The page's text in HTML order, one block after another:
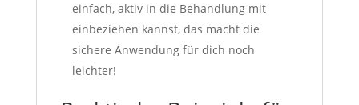
einfach, aktiv in die Behandlung mit
einbeziehen kannst, das macht die
sichere Anwendung für dich noch
leichter!